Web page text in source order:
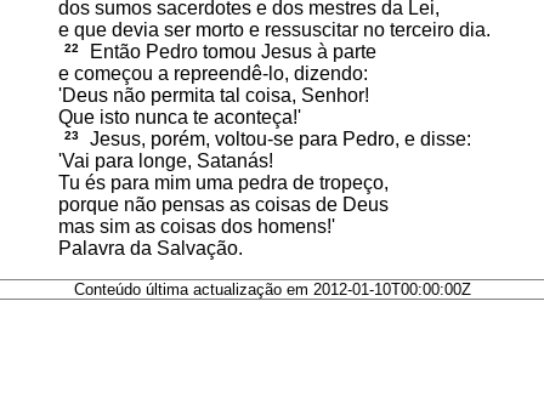
dos sumos sacerdotes e dos mestres da Lei,
e que devia ser morto e ressuscitar no terceiro dia.
22
Então Pedro tomou Jesus à parte
e começou a repreendê-lo, dizendo:
'Deus não permita tal coisa, Senhor!
Que isto nunca te aconteça!'
23
Jesus, porém, voltou-se para Pedro, e disse:
'Vai para longe, Satanás!
Tu és para mim uma pedra de tropeço,
porque não pensas as coisas de Deus
mas sim as coisas dos homens!'
Palavra da Salvação.
Conteúdo última actualização em 2012-01-10T00:00:00Z